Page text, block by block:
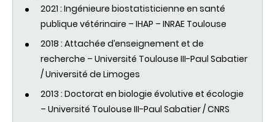
2021 : Ingénieure biostatisticienne en santé
publique vétérinaire – IHAP – INRAE Toulouse
2018 : Attachée d’enseignement et de
recherche – Université Toulouse III-Paul Sabatier
/ Université de Limoges
2013 : Doctorat en biologie évolutive et écologie
– Université Toulouse III-Paul Sabatier / CNRS